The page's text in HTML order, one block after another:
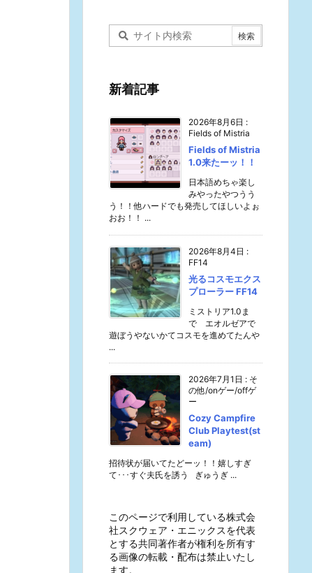
新着記事
2026年8月6日 :
Fields of Mistria
Fields of Mistria
1.0来たーッ！！
日本語めちゃ楽し
みやったやつうう
う！！他ハードでも発売してほしいよぉ
おお！！ ...
2026年8月4日 :
FF14
光るコスモエクス
プローラー FF14
ミストリア1.0ま
で エオルゼアで
遊ぼうやないかてコスモを進めてたんや
...
2026年7月1日 : そ
の他/onゲー/offゲ
ー
Cozy Campfire
Club Playtest(st
eam)
招待状が届いてたどーッ！！嬉しすぎ
て･･･すぐ夫氏を誘う ぎゅうぎ ...
このページで利用している株式会
社スクウェア・エニックスを代表
とする共同著作者が権利を所有す
る画像の転載・配布は禁止いたし
ます。